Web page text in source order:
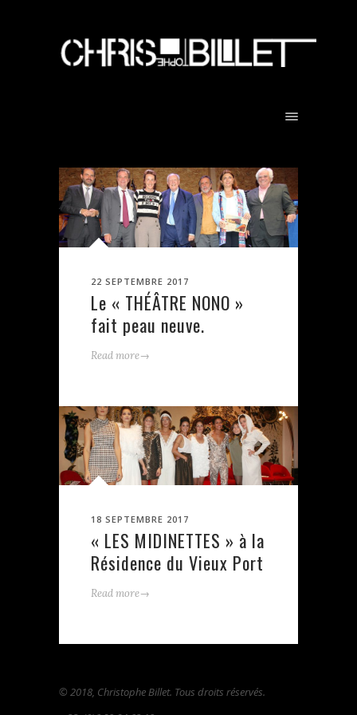
22 SEPTEMBRE 2017
Le « THÉÂTRE NONO »
fait peau neuve.
Read more→
18 SEPTEMBRE 2017
« LES MIDINETTES » à la
Résidence du Vieux Port
Read more→
© 2018, Christophe Billet. Tous droits réservés.